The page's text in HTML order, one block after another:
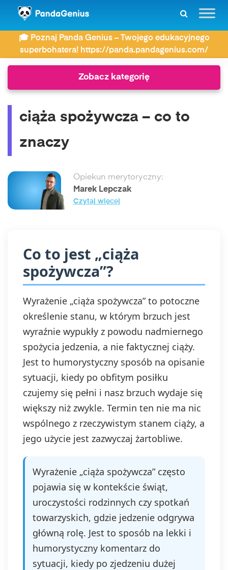
🎓 Poznaj Panda Genius – Twojego edukacyjnego
superbohatera! https://panda.pandagenius.com/
ZDAY Co to znaczy?
ciąża spożywcza – co to znaczy
Zobacz kategorię
ciąża spożywcza – co to
znaczy
Opiekun merytoryczny:
Marek Lepczak
Czytaj więcej
Co to jest „ciąża
spożywcza”?
Wyrażenie „ciąża spożywcza” to potoczne
określenie stanu, w którym brzuch jest
wyraźnie wypukły z powodu nadmiernego
spożycia jedzenia, a nie faktycznej ciąży.
Jest to humorystyczny sposób na opisanie
sytuacji, kiedy po obfitym posiłku
czujemy się pełni i nasz brzuch wydaje się
większy niż zwykle. Termin ten nie ma nic
wspólnego z rzeczywistym stanem ciąży, a
jego użycie jest zazwyczaj żartobliwe.
Wyrażenie „ciąża spożywcza” często
pojawia się w kontekście świąt,
uroczystości rodzinnych czy spotkań
towarzyskich, gdzie jedzenie odgrywa
główną rolę. Jest to sposób na lekki i
humorystyczny komentarz do
sytuacji, kiedy po zjedzeniu dużej